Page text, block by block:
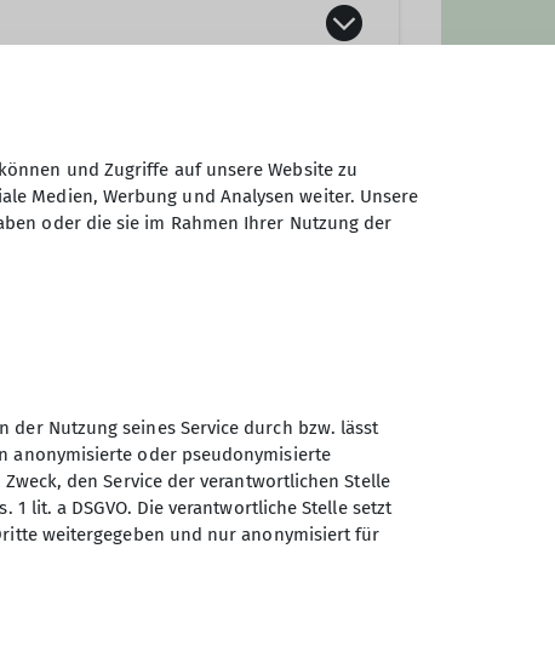
Sektion Bergbund Rosenheim
und Zugriffe auf unsere Website zu
Medien, Werbung und Analysen weiter. Unsere
oder die sie im Rahmen Ihrer Nutzung der
Nutzung seines Service durch bzw. lässt
anonymisierte oder pseudonymisierte
den Service der verantwortlichen Stelle
lit. a DSGVO. Die verantwortliche Stelle setzt
weitergegeben und nur anonymisiert für